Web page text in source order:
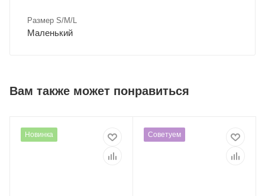
Размер S/M/L
Маленький
Вам также может понравиться
Новинка Советуем